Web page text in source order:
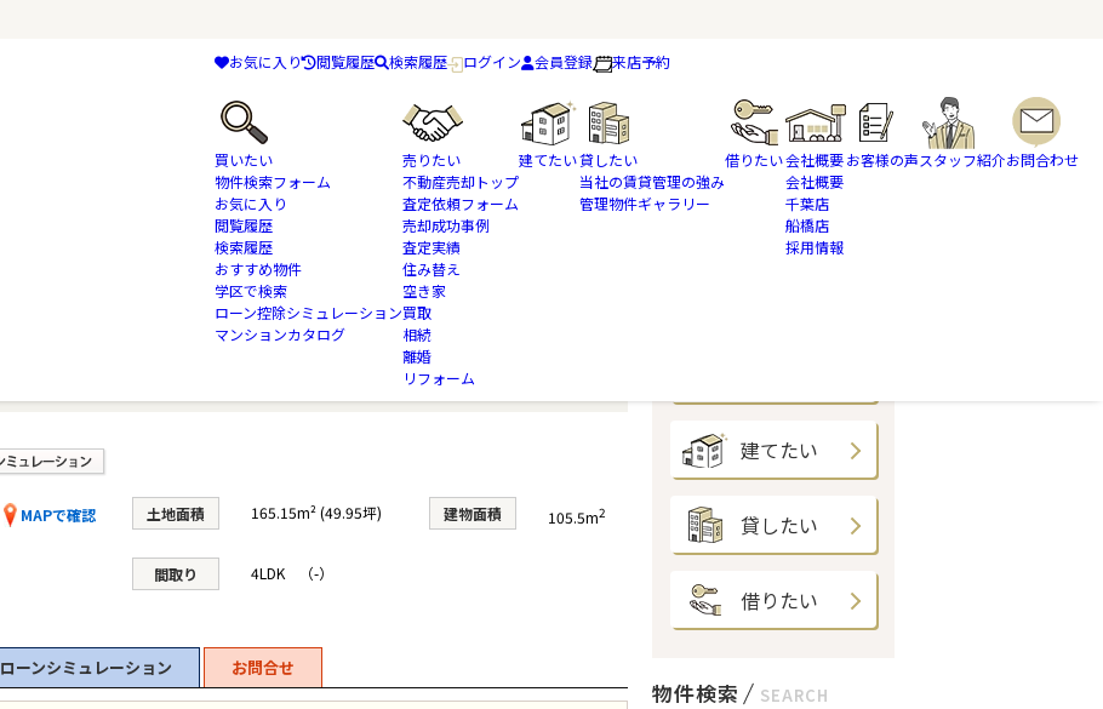
お気に入り 閲覧履歴 検索履歴 ログイン 会員登録 来店予約
買いたい
物件検索フォーム
お気に入り
閲覧履歴
検索履歴
おすすめ物件
学区で検索
ローン控除シミュレーション
マンションカタログ
売りたい
不動産売却トップ
査定依頼フォーム
売却成功事例
査定実績
住み替え
空き家
買取
相続
離婚
リフォーム
建てたい貸したい
当社の賃貸管理の強み
管理物件ギャラリー
借りたい会社概要
会社概要
千葉店
船橋店
採用情報
お客様の声スタッフ紹介お問合わせ
新築一戸建て（新築一軒家） 東武野田線
MAPで確認 土地面積 165.15m² (49.95坪) 建物面積 105.5m2
間取り 4LDK （-）
ローンシミュレーション お問合せ
建てたい
貸したい
借りたい
物件検索 SEARCH